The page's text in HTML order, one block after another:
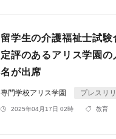
留学生の介護福祉士試
定評のあるアリス学園
名が出席
専門学校アリス学園 プレスリ
2025年04月17日 02時 教育